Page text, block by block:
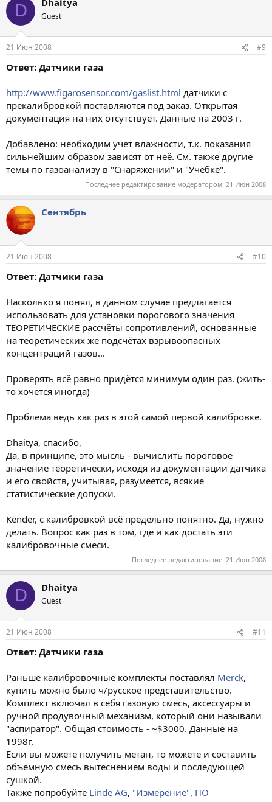
D Guest
21 Июн 2008 #9
Ответ: Датчики газа
http://www.figarosensor.com/gaslist.html датчики с
прекалибровкой поставляются под заказ. Открытая
документация на них отсутствует. Данные на 2003 г.
Добавлено: необходим учёт влажности, т.к. показания
сильнейшим образом зависят от неё. См. также другие
темы по газоанализу в "Снаряжении" и "Учебке".
Последнее редактирование модератором: 21 Июн 2008
Сентябрь
21 Июн 2008 #10
Ответ: Датчики газа
Насколько я понял, в данном случае предлагается
использовать для установки порогового значения
ТЕОРЕТИЧЕСКИЕ рассчёты сопротивлений, основанные
на теоретических же подсчётах взрывоопасных
концентраций газов...
Проверять всё равно придётся минимум один раз. (жить-
то хочется иногда)
Проблема ведь как раз в этой самой первой калибровке.
Dhaitya, спасибо,
Да, в принципе, это мысль - вычислить пороговое
значение теоретически, исходя из документации датчика
и его свойств, учитывая, разумеется, всякие
статистические допуски.
Kender, с калибровкой всё предельно понятно. Да, нужно
делать. Вопрос как раз в том, где и как достать эти
калибровочные смеси.
Последнее редактирование: 21 Июн 2008
D Dhaitya
Guest
21 Июн 2008 #11
Ответ: Датчики газа
Раньше калибровочные комплекты поставлял Merck,
купить можно было ч/русское представительство.
Комплект включал в себя газовую смесь, аксессуары и
ручной продувочный механизм, который они называли
"аспиратор". Общая стоимость - ~$3000. Данные на
1998г.
Если вы можете получить метан, то можете и составить
объёмную смесь вытеснением воды и последующей
сушкой.
Также попробуйте Linde AG, "Измерение", ПО